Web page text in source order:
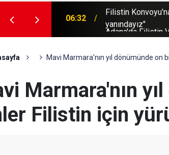
06:16
Adana'da Filistin
Mescid-i Aksa"
Mavi Marmara'nın yıl dönümünde on
Marmara'nın
Filistin için